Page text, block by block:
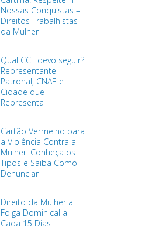
Nossas Conquistas –
Direitos Trabalhistas
da Mulher
Qual CCT devo seguir?
Representante
Patronal, CNAE e
Cidade que
Representa
Cartão Vermelho para
a Violência Contra a
Mulher: Conheça os
Tipos e Saiba Como
Denunciar
Direito da Mulher a
Folga Dominical a
Cada 15 Dias